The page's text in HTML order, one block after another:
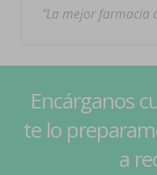
La mejor farmacia
Encárganos
te lo
a